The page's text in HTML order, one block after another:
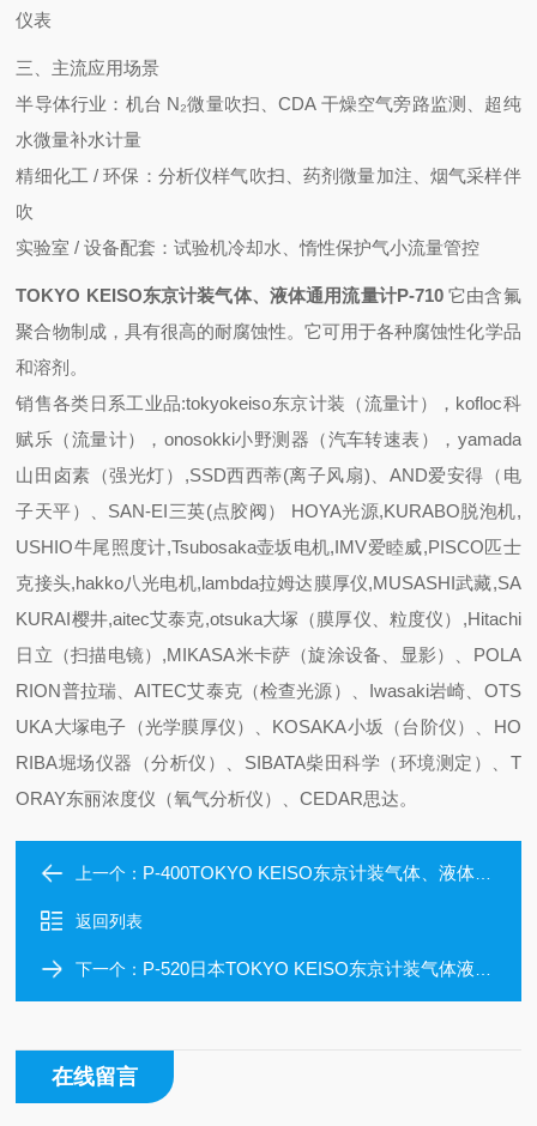
仪表
三、主流应用场景
半导体行业 ：机台 N₂微量吹扫、CDA 干燥空气旁路监测、超纯
水微量补水计量
精细化工 / 环保 ：分析仪样气吹扫、药剂微量加注、烟气采样伴
吹
实验室 / 设备配套 ：试验机冷却水、惰性保护气小流量管控
TOKYO KEISO东京计装气体、液体通用流量计P-710 它由含氟
聚合物制成，具有很高的耐腐蚀性。它可用于各种腐蚀性化学品
和溶剂。
销售各类日系工业品:tokyokeiso东京计装（流量计），kofloc科
赋乐（流量计），onosokki小野测器（汽车转速表），yamada
山田卤素（强光灯）,SSD西西蒂(离子风扇)、AND爱安得（电
子天平）、SAN-EI三英(点胶阀） HOYA光源,KURABO脱泡机,
USHIO牛尾照度计,Tsubosaka壶坂电机,IMV爱睦威,PISCO匹士
克接头,hakko八光电机,lambda拉姆达膜厚仪,MUSASHI武藏,SA
KURAI樱井,aitec艾泰克,otsuka大塚（膜厚仪、粒度仪）,Hitachi
日立（扫描电镜）,MIKASA米卡萨（旋涂设备、显影）、POLA
RION普拉瑞、AITEC艾泰克（检查光源）、Iwasaki岩崎、OTS
UKA大塚电子（光学膜厚仪）、KOSAKA小坂（台阶仪）、HO
RIBA堀场仪器（分析仪）、SIBATA柴田科学（环境测定）、T
ORAY东丽浓度仪（氧气分析仪）、CEDAR思达。
上一个： P-400TOKYO KEISO东京计装气体、液体通用流量计
返回列表
下一个： P-520日本TOKYO KEISO东京计装气体液体流量计
在线留言